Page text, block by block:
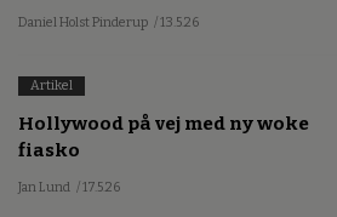
Daniel Holst Pinderup / 13.5.26
Artikel
Hollywood på vej med ny woke
fiasko
Jan Lund / 17.5.26